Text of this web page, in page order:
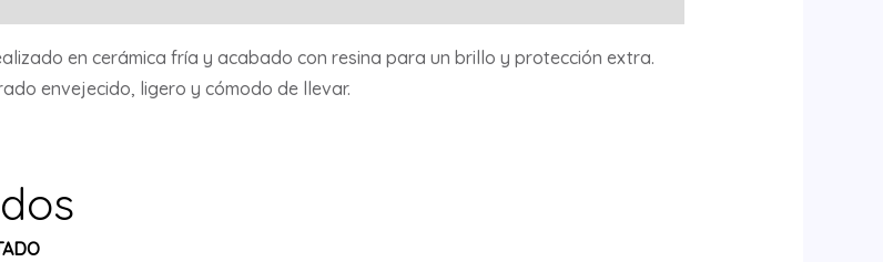
en cerámica fría y acabado con resina para un brillo y protección extra.
envejecido, ligero y cómodo de llevar.